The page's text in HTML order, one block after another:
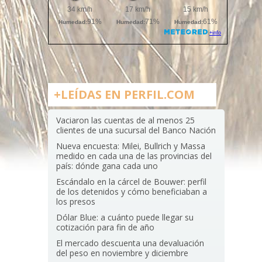
+LEÍDAS EN PERFIL.COM
Vaciaron las cuentas de al menos 25
clientes de una sucursal del Banco Nación
Nueva encuesta: Milei, Bullrich y Massa
medido en cada una de las provincias del
país: dónde gana cada uno
Escándalo en la cárcel de Bouwer: perfil
de los detenidos y cómo beneficiaban a
los presos
Dólar Blue: a cuánto puede llegar su
cotización para fin de año
El mercado descuenta una devaluación
del peso en noviembre y diciembre